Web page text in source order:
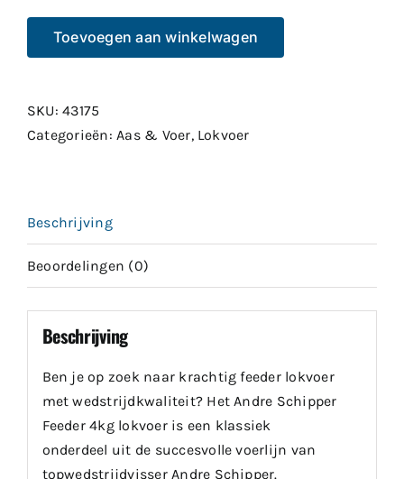
Schipper
Feeder
Toevoegen aan winkelwagen
SKU:43175
Categorieën: Aas & Voer, Lokvoer
Beschrijving
Beoordelingen (0)
Beschrijving
Ben je op zoek naar krachtig feeder lokvoer
met wedstrijdkwaliteit? Het Andre Schipper
Feeder 4kg lokvoer is een klassiek
onderdeel uit de succesvolle voerlijn van
topwedstrijdvisser Andre Schipper.